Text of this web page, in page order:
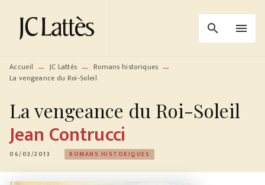
MENU RECHERCHE
PIED DE PAGE
search menu
Accueil — JC Lattès — Romans historiques —
La vengeance du Roi-Soleil
La vengeance du Roi-Soleil
Jean Contrucci
06/03/2013 ROMANS HISTORIQUES